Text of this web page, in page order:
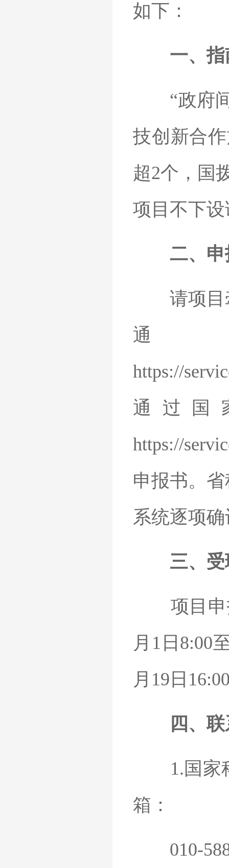
如下：
一、
“政府间
技创新合
超2个，国
项目不下
二、
请项目牵
https://
通过国
https://
申报书。
系统逐项
三、
项目申报
月1日8:00
月19日
四、联
1.国家科
箱：
010-